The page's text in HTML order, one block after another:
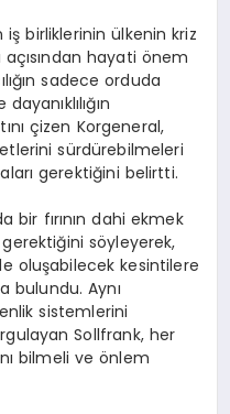
iş birliklerinin ülkenin kriz
hayati önem
sadece orduda
çizen Korgeneral,
sürdürebilmeleri
gerektiğini belirtti.
bir fırının dahi ekmek
söyleyerek,
oluşabilecek kesintilere
bulundu. Aynı
sistemlerini
Sollfrank, her
bilmeli ve önlem